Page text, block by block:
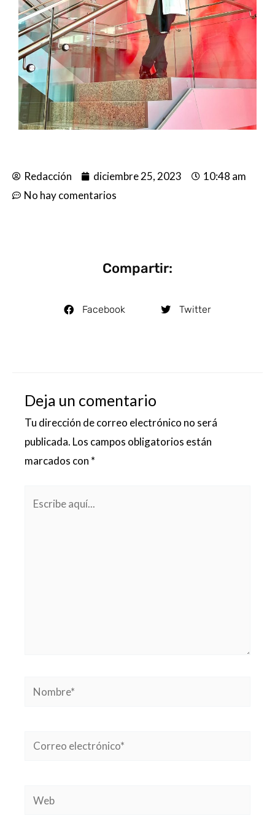
Redacción diciembre 25, 2023
10:48 am
No hay comentarios
Compartir:
Facebook Twitter
Deja un comentario
Tu dirección de correo electrónico no será
publicada. Los campos obligatorios están
marcados con *
Nombre*
Correo
Web